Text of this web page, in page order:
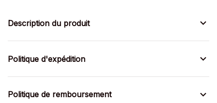
Description du produit
Politique d'expédition
Politique de remboursement